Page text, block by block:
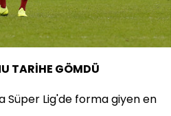
TARİHE GÖMDÜ
Süper Lig'de forma giyen en